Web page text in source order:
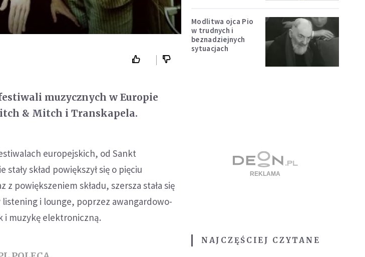
muzycznych w Europie
& Mitch i Transkapela.
europejskich, od Sankt
skład powiększył się o pięciu
powiększeniem składu, szersza stała się
i lounge, poprzez awangardowo-
i muzykę elektroniczną.
Modlitwa ojca Pio
w trudnych i
beznadziejnych
sytuacjach
NAJCZĘŚCIEJ CZYTANE